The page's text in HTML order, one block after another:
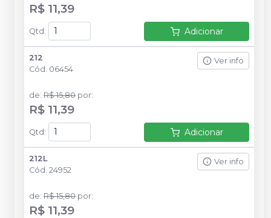
R$ 11,39
Qtd : Adicionar
212
Cód. 06454
Ver info
de: R$ 15,80 por:
R$ 11,39
Qtd : Adicionar
212L
Cód. 24952
Ver info
de: R$ 15,80 por:
R$ 11,39